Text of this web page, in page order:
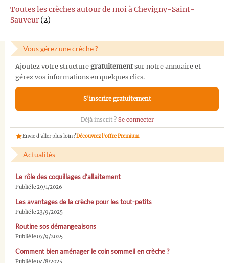
Toutes les crèches autour de moi à Chevigny-Saint-
Sauveur (2)
Vous gérez une crèche ?
Ajoutez votre structure gratuitementsur notre annuaire et
gérez vos informations en quelques clics.
S'inscrire gratuitement
Déjà inscrit ? Se connecter
Envie d'aller plus loin ?Découvrez l'offre Premium
Actualités
Le rôle des coquillages d’allaitement
Publié le 29/1/2026
Les avantages de la crèche pour les tout-petits
Publié le 23/9/2025
Routine sos démangeaisons
Publié le 07/9/2025
Comment bien aménager le coin sommeil en crèche ?
Publié le 04/8/2025